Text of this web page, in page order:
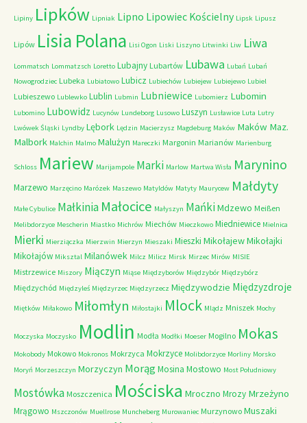
Lipiny Lipków Lipniak Lipno Lipowiec Kościelny Lipsk Lipusz
Lipów Lisia Polana Lisi Ogon Liski Liszyno Litwinki Liw Liwa
Lommatsch Lommatzsch Loretto Lubajny Lubartów Lubawa Lubań Lubań
Nowogrodziec Lubeka Lubiatowo Lubicz Lubiechów Lubiejew Lubiejewo Lubiel
Lubieszewo Lublewko Lublin Lubmin Lubniewice Lubomierz Lubomin
Lubomino Lubowidz Lucynów Lundeborg Lusowo Luszyn Lusławice Luta Lutry
Lwówek Śląski Lyndby Lębork Lędzin Macierzysz Magdeburg Maków Maków Maz.
Malbork Malchin Malmo Malużyn Mareczki Margonin Marianów Marienburg
Schloss Mariew Marijampole Marki Marlow Martwa Wisła Marynino
Marzewo Marzęcino Marózek Maszewo Matyldów Matyty Maurycew Małdyty
Małe Cybulice Małkinia Małocice Małyszyn MańkiMdzewo Meißen
Melibdorzyce Mescherin Miastko Michrów Miechów Mieczkowo Miedniewice Mielnica
Mierki Mierziączka Mierzwin Mierzyn Mieszaki Mieszki MikołajewMikołajki
Mikołajów Miksztal Milanówek Milcz Milicz Mirsk Mirzec Mirów MISIE
Mistrzewice Miszory Miączyn Miąse Międzyborów Międzybór Międzybórz
Międzychód Międzyleś Międzyrzec Międzyrzecz Międzywodzie Międzyzdroje
Miętków Miłakowo Miłomłyn Miłostajki Mlock Mlądz Mniszek Mochy
Moczyska Moczysko Modlin Modła Modłki Moeser Mogilno Mokas
Mokobody Mokowo Mokronos Mokrzyca Mokrzyce Molibdorzyce Morliny Morsko
Moryń Morzeszczyn Morzyczyn MorągMosina Mostowo Most Południowy
Mostówka Moszczenica Mościska Mroczno Mrozy Mrzeżyno
Mrągowo Mszczonów Muellrose Muncheberg Murowaniec Murzynowo Muszaki